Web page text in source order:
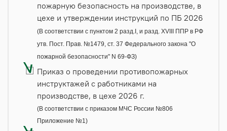
пожарную безопасность на производстве, в
цехе и утверждении инструкций по ПБ 2026
(В соответствии с пунктом 2 разд.I, и разд. XVIII ППР в РФ
утв. Пост. Прав. №1479, ст. 37 Федерального закона "О
пожарной безопасности" N 69-ФЗ)
Приказ о проведении противопожарных
инструктажей с работниками на
производстве, в цехе 2026 г.
(В соответствии с приказом МЧС России №806
Приложение №1)